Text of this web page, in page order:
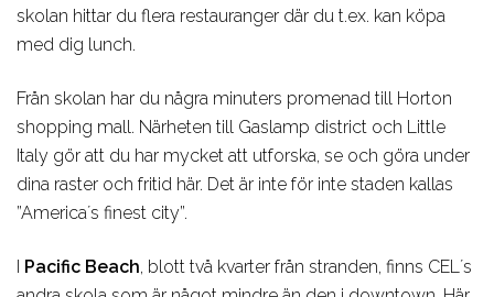
skolan hittar du flera restauranger där du t.ex. kan köpa
med dig lunch.
Från skolan har du några minuters promenad till Horton
shopping mall. Närheten till Gaslamp district och Little
Italy gör att du har mycket att utforska, se och göra under
dina raster och fritid här. Det är inte för inte staden kallas
”America´s finest city”.
I Pacific Beach, blott två kvarter från stranden, finns CEL´s